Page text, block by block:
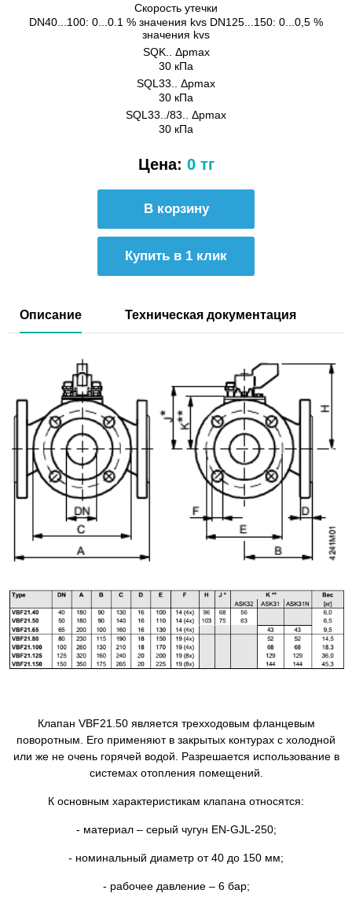
Скорость утечки
DN40...100: 0...0.1 % значения kvs DN125...150: 0...0,5 %
значения kvs
SQK.. Δpmax
30 кПа
SQL33.. Δpmax
30 кПа
SQL33../83.. Δpmax
30 кПа
Цена: 0 тг
Купить в 1 клик
Описание Техническая документация
Клапан VBF21.50 является трехходовым фланцевым
поворотным. Его применяют в закрытых контурах с холодной
или же не очень горячей водой. Разрешается использование в
системах отопления помещений.
К основным характеристикам клапана относятся:
- материал – серый чугун EN-GJL-250;
- номинальный диаметр от 40 до 150 мм;
- рабочее давление – 6 бар;